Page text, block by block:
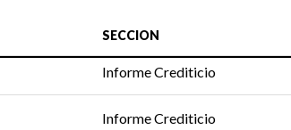
SECCION
Informe Crediticio
Informe Crediticio